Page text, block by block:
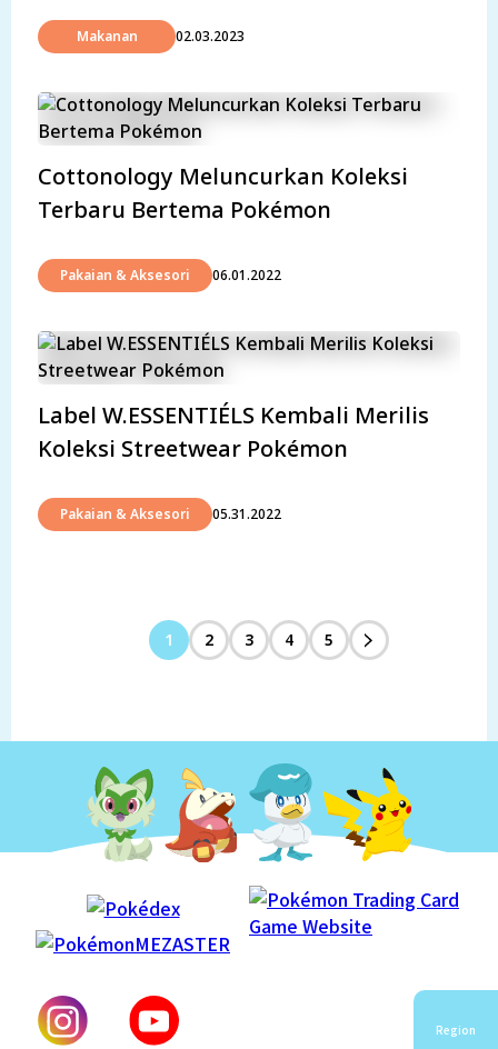
Makanan 02.03.2023
Cottonology Meluncurkan Koleksi
Terbaru Bertema Pokémon
Pakaian & Aksesori 06.01.2022
Label W.ESSENTIÉLS Kembali Merilis
Koleksi Streetwear Pokémon
Pakaian & Aksesori 05.31.2022
1 2 3 4 5
Region